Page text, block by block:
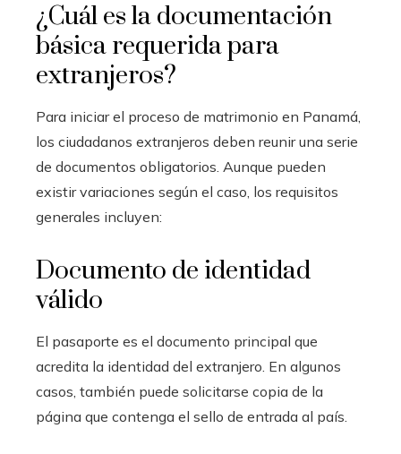
¿Cuál es la documentación
básica requerida para
extranjeros?
Para iniciar el proceso de matrimonio en Panamá,
los ciudadanos extranjeros deben reunir una serie
de documentos obligatorios. Aunque pueden
existir variaciones según el caso, los requisitos
generales incluyen:
Documento de identidad
válido
El pasaporte es el documento principal que
acredita la identidad del extranjero. En algunos
casos, también puede solicitarse copia de la
página que contenga el sello de entrada al país.